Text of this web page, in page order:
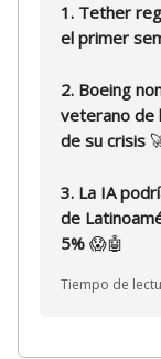
1. Tether
el primer
2. Boeing
veterano de
de su crisis
3. La IA
de
5% 😱🤖
Tiempo de